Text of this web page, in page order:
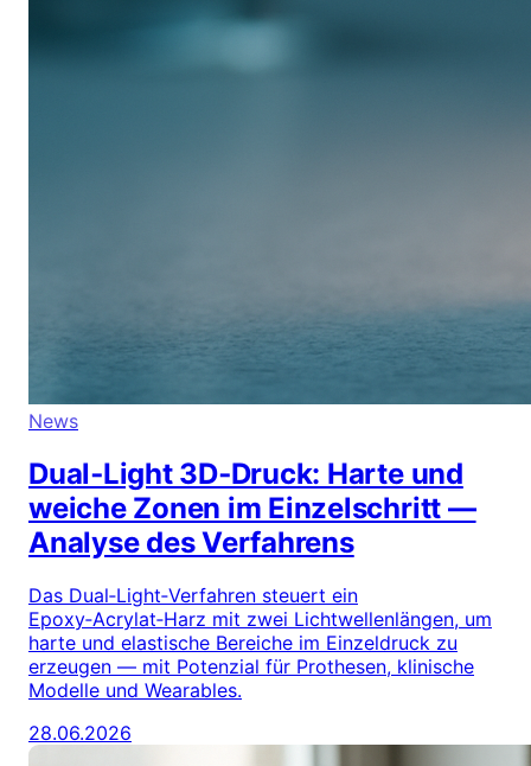
News
Dual‑Light 3D‑Druck: Harte und
weiche Zonen im Einzelschritt —
Analyse des Verfahrens
Das Dual‑Light‑Verfahren steuert ein
Epoxy‑Acrylat‑Harz mit zwei Lichtwellenlängen, um
harte und elastische Bereiche im Einzeldruck zu
erzeugen — mit Potenzial für Prothesen, klinische
Modelle und Wearables.
28.06.2026